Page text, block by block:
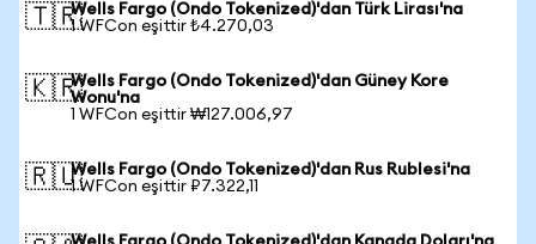
🇹🇷Wells Fargo (Ondo Tokenized)'dan Türk Lirası'na
1 WFCon eşittir ₺4.270,03
🇰🇷Wells Fargo (Ondo Tokenized)'dan Güney Kore
Wonu'na
1 WFCon eşittir ₩127.006,97
🇷🇺Wells Fargo (Ondo Tokenized)'dan Rus Rublesi'na
1 WFCon eşittir ₽7.322,11